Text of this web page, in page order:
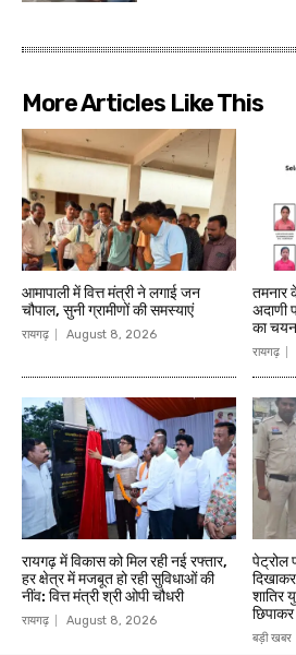
More Articles Like This
आमापाली में वित्त मंत्री ने लगाई जन
चौपाल, सुनी ग्रामीणों की समस्याएं
रायगढ़ August 8, 2026
तमनार
अदाणी
का चयन
रायगढ़
रायगढ़ में विकास को मिल रही नई रफ्तार,
हर क्षेत्र में मजबूत हो रही सुविधाओं की
नींव: वित्त मंत्री श्री ओपी चौधरी
रायगढ़ August 8, 2026
पेट्रोल
शातिर
छिपाकर
बड़ी खबर